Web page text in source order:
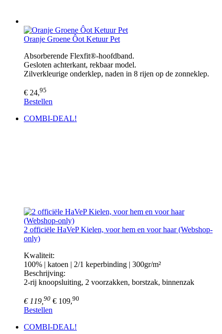
Oranje Groene Ôot Ketuur Pet
Absorberende Flexfit®-hoofdband.
Gesloten achterkant, rekbaar model.
Zilverkleurige onderklep, naden in 8 rijen op de zonneklep.
€ 24,95
Bestellen
COMBI-DEAL!
2 officiële HaVeP Kielen, voor hem en voor haar (Webshop-
only)
Kwaliteit:
100% | katoen | 2/1 keperbinding | 300gr/m²
Beschrijving:
2-rij knoopsluiting, 2 voorzakken, borstzak, binnenzak
€ 119,90 € 109,90
Bestellen
COMBI-DEAL!